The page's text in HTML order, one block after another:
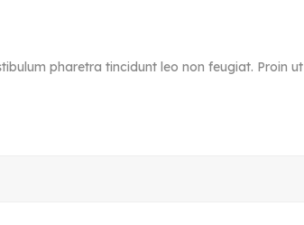
pharetra tincidunt leo non feugiat. Proin ut